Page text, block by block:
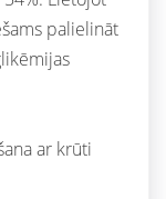
palielināt
ar krūti